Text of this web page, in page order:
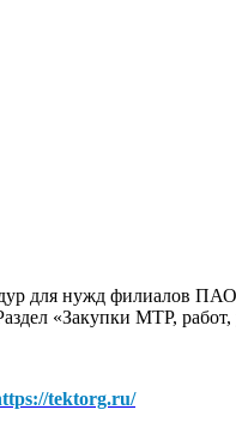
для нужд филиалов
«Закупки МТР, работ,
tektorg.ru/